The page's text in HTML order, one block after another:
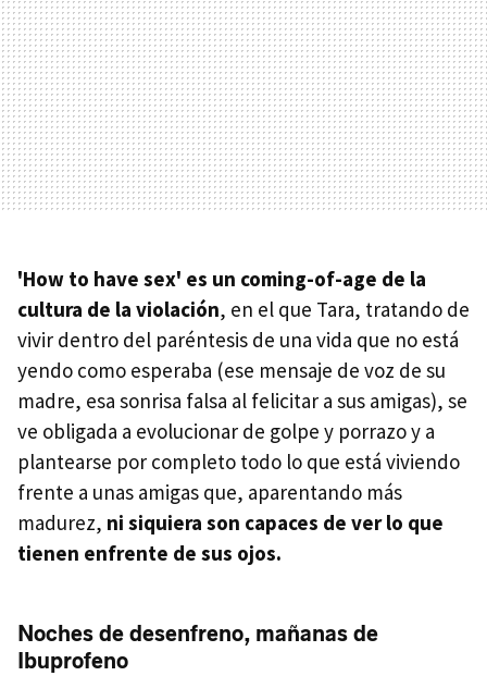
'How to have sex' es un coming-of-age de la
cultura de la violación, en el que Tara, tratando de
vivir dentro del paréntesis de una vida que no está
yendo como esperaba (ese mensaje de voz de su
madre, esa sonrisa falsa al felicitar a sus amigas), se
ve obligada a evolucionar de golpe y porrazo y a
plantearse por completo todo lo que está viviendo
frente a unas amigas que, aparentando más
madurez, ni siquiera son capaces de ver lo que
tienen enfrente de sus ojos.
Noches de desenfreno, mañanas de
Ibuprofeno